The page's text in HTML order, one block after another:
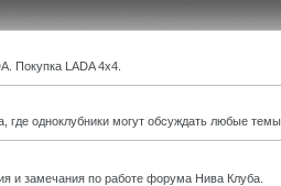
Покупка LADA 4x4.
где одноклубники могут обсуждать любые
и замечания по работе форума Нива Клуба.